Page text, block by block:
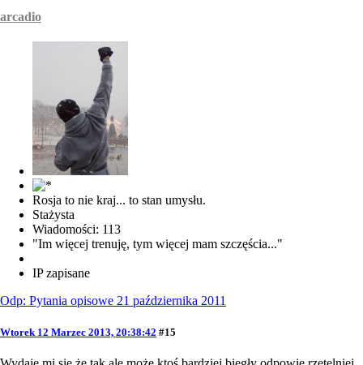
arcadio
Rosja to nie kraj... to stan umysłu.
Stażysta
Wiadomości: 113
"Im więcej trenuję, tym więcej mam szczęścia..."
IP zapisane
Odp: Pytania opisowe 21 października 2011
Wtorek 12 Marzec 2013, 20:38:42 #15